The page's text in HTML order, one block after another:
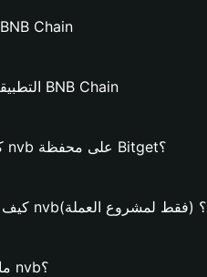
تبادل على محفظة BNB Chain
التطبيقات اللامركزية على BNB Chain
كيفية إنشاء محفظة nvb على محفظة Bitget؟
كيف يُمكن شراء عملات nvb؟ (فقط لمشروع العملة)
ما هي أفضل محفظة nvb؟